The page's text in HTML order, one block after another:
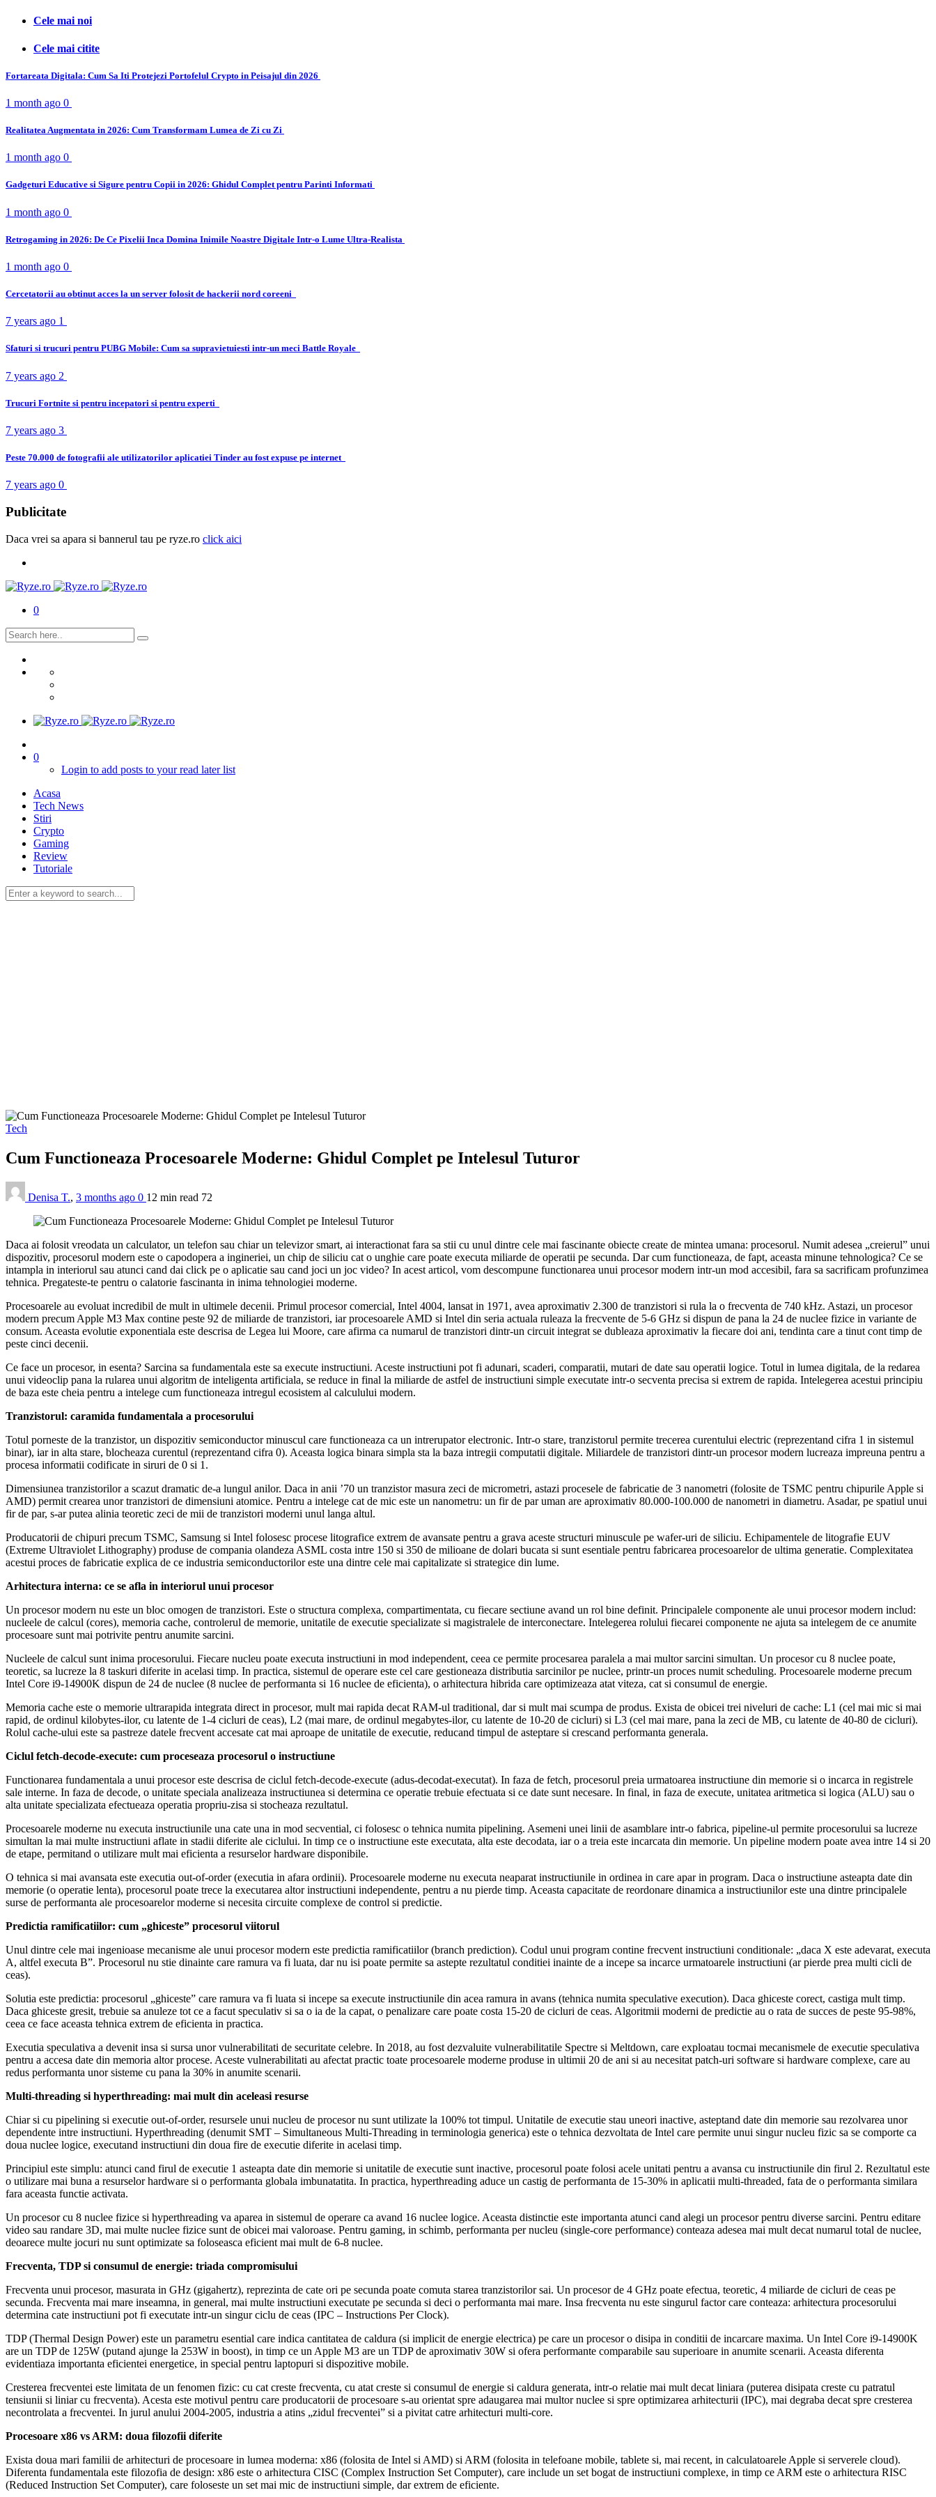
Cele mai noi
Cele mai citite
Fortareata Digitala: Cum Sa Iti Protejezi Portofelul Crypto in Peisajul din 2026
1 month ago 0
Realitatea Augmentata in 2026: Cum Transformam Lumea de Zi cu Zi
1 month ago 0
Gadgeturi Educative si Sigure pentru Copii in 2026: Ghidul Complet pentru Parinti Informati
1 month ago 0
Retrogaming in 2026: De Ce Pixelii Inca Domina Inimile Noastre Digitale Intr-o Lume Ultra-Realista
1 month ago 0
Cercetatorii au obtinut acces la un server folosit de hackerii nord coreeni
7 years ago 1
Sfaturi si trucuri pentru PUBG Mobile: Cum sa supravietuiesti intr-un meci Battle Royale
7 years ago 2
Trucuri Fortnite si pentru incepatori si pentru experti
7 years ago 3
Peste 70.000 de fotografii ale utilizatorilor aplicatiei Tinder au fost expuse pe internet
7 years ago 0
Publicitate
Daca vrei sa apara si bannerul tau pe ryze.ro click aici
0
0
Login to add posts to your read later list
Acasa
Tech News
Stiri
Crypto
Gaming
Review
Tutoriale
Tech
Cum Functioneaza Procesoarele Moderne: Ghidul Complet pe Intelesul Tuturor
Denisa T., 3 months ago 0 12 min read 72
Daca ai folosit vreodata un calculator, un telefon sau chiar un televizor smart, ai interactionat fara sa stii cu unul dintre cele mai fascinante obiecte create de mintea umana: procesorul. Numit adesea „creierul” unui
dispozitiv, procesorul modern este o capodopera a ingineriei, un chip de siliciu cat o unghie care poate executa miliarde de operatii pe secunda. Dar cum functioneaza, de fapt, aceasta minune tehnologica? Ce se
intampla in interiorul sau atunci cand dai click pe o aplicatie sau cand joci un joc video? In acest articol, vom descompune functionarea unui procesor modern intr-un mod accesibil, fara sa sacrificam profunzimea
tehnica. Pregateste-te pentru o calatorie fascinanta in inima tehnologiei moderne.
Procesoarele au evoluat incredibil de mult in ultimele decenii. Primul procesor comercial, Intel 4004, lansat in 1971, avea aproximativ 2.300 de tranzistori si rula la o frecventa de 740 kHz. Astazi, un procesor
modern precum Apple M3 Max contine peste 92 de miliarde de tranzistori, iar procesoarele AMD si Intel din seria actuala ruleaza la frecvente de 5-6 GHz si dispun de pana la 24 de nuclee fizice in variante de
consum. Aceasta evolutie exponentiala este descrisa de Legea lui Moore, care afirma ca numarul de tranzistori dintr-un circuit integrat se dubleaza aproximativ la fiecare doi ani, tendinta care a tinut cont timp de
peste cinci decenii.
Ce face un procesor, in esenta? Sarcina sa fundamentala este sa execute instructiuni. Aceste instructiuni pot fi adunari, scaderi, comparatii, mutari de date sau operatii logice. Totul in lumea digitala, de la redarea
unui videoclip pana la rularea unui algoritm de inteligenta artificiala, se reduce in final la miliarde de astfel de instructiuni simple executate intr-o secventa precisa si extrem de rapida. Intelegerea acestui principiu
de baza este cheia pentru a intelege cum functioneaza intregul ecosistem al calculului modern.
Tranzistorul: caramida fundamentala a procesorului
Totul porneste de la tranzistor, un dispozitiv semiconductor minuscul care functioneaza ca un intrerupator electronic. Intr-o stare, tranzistorul permite trecerea curentului electric (reprezentand cifra 1 in sistemul
binar), iar in alta stare, blocheaza curentul (reprezentand cifra 0). Aceasta logica binara simpla sta la baza intregii computatii digitale. Miliardele de tranzistori dintr-un procesor modern lucreaza impreuna pentru a
procesa informatii codificate in siruri de 0 si 1.
Dimensiunea tranzistorilor a scazut dramatic de-a lungul anilor. Daca in anii ’70 un tranzistor masura zeci de micrometri, astazi procesele de fabricatie de 3 nanometri (folosite de TSMC pentru chipurile Apple si
AMD) permit crearea unor tranzistori de dimensiuni atomice. Pentru a intelege cat de mic este un nanometru: un fir de par uman are aproximativ 80.000-100.000 de nanometri in diametru. Asadar, pe spatiul unui
fir de par, s-ar putea alinia teoretic zeci de mii de tranzistori moderni unul langa altul.
Producatorii de chipuri precum TSMC, Samsung si Intel folosesc procese litografice extrem de avansate pentru a grava aceste structuri minuscule pe wafer-uri de siliciu. Echipamentele de litografie EUV
(Extreme Ultraviolet Lithography) produse de compania olandeza ASML costa intre 150 si 350 de milioane de dolari bucata si sunt esentiale pentru fabricarea procesoarelor de ultima generatie. Complexitatea
acestui proces de fabricatie explica de ce industria semiconductorilor este una dintre cele mai capitalizate si strategice din lume.
Arhitectura interna: ce se afla in interiorul unui procesor
Un procesor modern nu este un bloc omogen de tranzistori. Este o structura complexa, compartimentata, cu fiecare sectiune avand un rol bine definit. Principalele componente ale unui procesor modern includ:
nucleele de calcul (cores), memoria cache, controlerul de memorie, unitatile de executie specializate si magistralele de interconectare. Intelegerea rolului fiecarei componente ne ajuta sa intelegem de ce anumite
procesoare sunt mai potrivite pentru anumite sarcini.
Nucleele de calcul sunt inima procesorului. Fiecare nucleu poate executa instructiuni in mod independent, ceea ce permite procesarea paralela a mai multor sarcini simultan. Un procesor cu 8 nuclee poate,
teoretic, sa lucreze la 8 taskuri diferite in acelasi timp. In practica, sistemul de operare este cel care gestioneaza distributia sarcinilor pe nuclee, printr-un proces numit scheduling. Procesoarele moderne precum
Intel Core i9-14900K dispun de 24 de nuclee (8 nuclee de performanta si 16 nuclee de eficienta), o arhitectura hibrida care optimizeaza atat viteza, cat si consumul de energie.
Memoria cache este o memorie ultrarapida integrata direct in procesor, mult mai rapida decat RAM-ul traditional, dar si mult mai scumpa de produs. Exista de obicei trei niveluri de cache: L1 (cel mai mic si mai
rapid, de ordinul kilobytes-ilor, cu latente de 1-4 cicluri de ceas), L2 (mai mare, de ordinul megabytes-ilor, cu latente de 10-20 de cicluri) si L3 (cel mai mare, pana la zeci de MB, cu latente de 40-80 de cicluri).
Rolul cache-ului este sa pastreze datele frecvent accesate cat mai aproape de unitatile de executie, reducand timpul de asteptare si crescand performanta generala.
Ciclul fetch-decode-execute: cum proceseaza procesorul o instructiune
Functionarea fundamentala a unui procesor este descrisa de ciclul fetch-decode-execute (adus-decodat-executat). In faza de fetch, procesorul preia urmatoarea instructiune din memorie si o incarca in registrele
sale interne. In faza de decode, o unitate speciala analizeaza instructiunea si determina ce operatie trebuie efectuata si ce date sunt necesare. In final, in faza de execute, unitatea aritmetica si logica (ALU) sau o
alta unitate specializata efectueaza operatia propriu-zisa si stocheaza rezultatul.
Procesoarele moderne nu executa instructiunile una cate una in mod secvential, ci folosesc o tehnica numita pipelining. Asemeni unei linii de asamblare intr-o fabrica, pipeline-ul permite procesorului sa lucreze
simultan la mai multe instructiuni aflate in stadii diferite ale ciclului. In timp ce o instructiune este executata, alta este decodata, iar o a treia este incarcata din memorie. Un pipeline modern poate avea intre 14 si 20
de etape, permitand o utilizare mult mai eficienta a resurselor hardware disponibile.
O tehnica si mai avansata este executia out-of-order (executia in afara ordinii). Procesoarele moderne nu executa neaparat instructiunile in ordinea in care apar in program. Daca o instructiune asteapta date din
memorie (o operatie lenta), procesorul poate trece la executarea altor instructiuni independente, pentru a nu pierde timp. Aceasta capacitate de reordonare dinamica a instructiunilor este una dintre principalele
surse de performanta ale procesoarelor moderne si necesita circuite complexe de control si predictie.
Predictia ramificatiilor: cum „ghiceste” procesorul viitorul
Unul dintre cele mai ingenioase mecanisme ale unui procesor modern este predictia ramificatiilor (branch prediction). Codul unui program contine frecvent instructiuni conditionale: „daca X este adevarat, executa
A, altfel executa B”. Procesorul nu stie dinainte care ramura va fi luata, dar nu isi poate permite sa astepte rezultatul conditiei inainte de a incepe sa incarce urmatoarele instructiuni (ar pierde prea multi cicli de
ceas).
Solutia este predictia: procesorul „ghiceste” care ramura va fi luata si incepe sa execute instructiunile din acea ramura in avans (tehnica numita speculative execution). Daca ghiceste corect, castiga mult timp.
Daca ghiceste gresit, trebuie sa anuleze tot ce a facut speculativ si sa o ia de la capat, o penalizare care poate costa 15-20 de cicluri de ceas. Algoritmii moderni de predictie au o rata de succes de peste 95-98%,
ceea ce face aceasta tehnica extrem de eficienta in practica.
Executia speculativa a devenit insa si sursa unor vulnerabilitati de securitate celebre. In 2018, au fost dezvaluite vulnerabilitatile Spectre si Meltdown, care exploatau tocmai mecanismele de executie speculativa
pentru a accesa date din memoria altor procese. Aceste vulnerabilitati au afectat practic toate procesoarele moderne produse in ultimii 20 de ani si au necesitat patch-uri software si hardware complexe, care au
redus performanta unor sisteme cu pana la 30% in anumite scenarii.
Multi-threading si hyperthreading: mai mult din aceleasi resurse
Chiar si cu pipelining si executie out-of-order, resursele unui nucleu de procesor nu sunt utilizate la 100% tot timpul. Unitatile de executie stau uneori inactive, asteptand date din memorie sau rezolvarea unor
dependente intre instructiuni. Hyperthreading (denumit SMT – Simultaneous Multi-Threading in terminologia generica) este o tehnica dezvoltata de Intel care permite unui singur nucleu fizic sa se comporte ca
doua nuclee logice, executand instructiuni din doua fire de executie diferite in acelasi timp.
Principiul este simplu: atunci cand firul de executie 1 asteapta date din memorie si unitatile de executie sunt inactive, procesorul poate folosi acele unitati pentru a avansa cu instructiunile din firul 2. Rezultatul este
o utilizare mai buna a resurselor hardware si o performanta globala imbunatatita. In practica, hyperthreading aduce un castig de performanta de 15-30% in aplicatii multi-threaded, fata de o performanta similara
fara aceasta functie activata.
Un procesor cu 8 nuclee fizice si hyperthreading va aparea in sistemul de operare ca avand 16 nuclee logice. Aceasta distinctie este importanta atunci cand alegi un procesor pentru diverse sarcini. Pentru editare
video sau randare 3D, mai multe nuclee fizice sunt de obicei mai valoroase. Pentru gaming, in schimb, performanta per nucleu (single-core performance) conteaza adesea mai mult decat numarul total de nuclee,
deoarece multe jocuri nu sunt optimizate sa foloseasca eficient mai mult de 6-8 nuclee.
Frecventa, TDP si consumul de energie: triada compromisului
Frecventa unui procesor, masurata in GHz (gigahertz), reprezinta de cate ori pe secunda poate comuta starea tranzistorilor sai. Un procesor de 4 GHz poate efectua, teoretic, 4 miliarde de cicluri de ceas pe
secunda. Frecventa mai mare inseamna, in general, mai multe instructiuni executate pe secunda si deci o performanta mai mare. Insa frecventa nu este singurul factor care conteaza: arhitectura procesorului
determina cate instructiuni pot fi executate intr-un singur ciclu de ceas (IPC – Instructions Per Clock).
TDP (Thermal Design Power) este un parametru esential care indica cantitatea de caldura (si implicit de energie electrica) pe care un procesor o disipa in conditii de incarcare maxima. Un Intel Core i9-14900K
are un TDP de 125W (putand ajunge la 253W in boost), in timp ce un Apple M3 are un TDP de aproximativ 30W si ofera performante comparabile sau superioare in anumite scenarii. Aceasta diferenta
evidentiaza importanta eficientei energetice, in special pentru laptopuri si dispozitive mobile.
Cresterea frecventei este limitata de un fenomen fizic: cu cat creste frecventa, cu atat creste si consumul de energie si caldura generata, intr-o relatie mai mult decat liniara (puterea disipata creste cu patratul
tensiunii si liniar cu frecventa). Acesta este motivul pentru care producatorii de procesoare s-au orientat spre adaugarea mai multor nuclee si spre optimizarea arhitecturii (IPC), mai degraba decat spre cresterea
necontrolata a frecventei. In jurul anului 2004-2005, industria a atins „zidul frecventei” si a pivitat catre arhitecturi multi-core.
Procesoare x86 vs ARM: doua filozofii diferite
Exista doua mari familii de arhitecturi de procesoare in lumea moderna: x86 (folosita de Intel si AMD) si ARM (folosita in telefoane mobile, tablete si, mai recent, in calculatoarele Apple si serverele cloud).
Diferenta fundamentala este filozofia de design: x86 este o arhitectura CISC (Complex Instruction Set Computer), care include un set bogat de instructiuni complexe, in timp ce ARM este o arhitectura RISC
(Reduced Instruction Set Computer), care foloseste un set mai mic de instructiuni simple, dar extrem de eficiente.